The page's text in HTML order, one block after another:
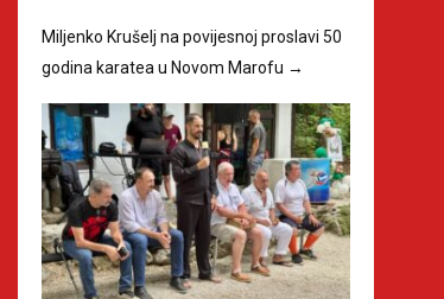
Miljenko Krušelj na povijesnoj proslavi 50
godina karatea u Novom Marofu →